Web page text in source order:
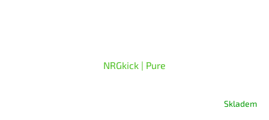
NRGkick | Pure
Skladem